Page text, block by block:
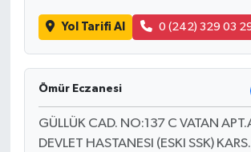
Yol Tarifi Al 0 (242) 329 03
Ömür Eczanesi
GÜLLÜK CAD. NO:137 C VATAN
DEVLET HASTANESI (ESKI SSK) KARS.